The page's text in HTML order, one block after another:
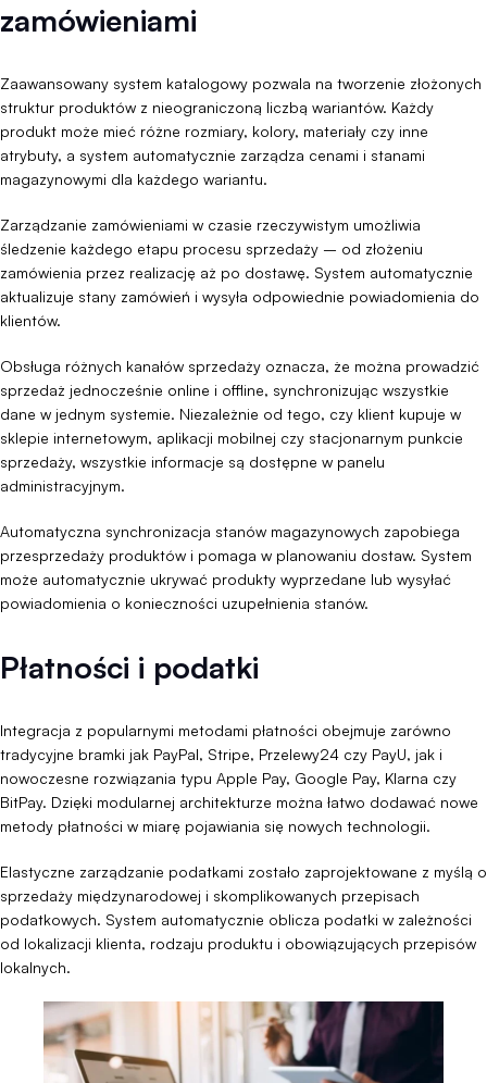
zamówieniami
Zaawansowany system katalogowy pozwala na tworzenie złożonych
struktur produktów z nieograniczoną liczbą wariantów. Każdy
produkt może mieć różne rozmiary, kolory, materiały czy inne
atrybuty, a system automatycznie zarządza cenami i stanami
magazynowymi dla każdego wariantu.
Zarządzanie zamówieniami w czasie rzeczywistym umożliwia
śledzenie każdego etapu procesu sprzedaży – od złożeniu
zamówienia przez realizację aż po dostawę. System automatycznie
aktualizuje stany zamówień i wysyła odpowiednie powiadomienia do
klientów.
Obsługa różnych kanałów sprzedaży oznacza, że można prowadzić
sprzedaż jednocześnie online i offline, synchronizując wszystkie
dane w jednym systemie. Niezależnie od tego, czy klient kupuje w
sklepie internetowym, aplikacji mobilnej czy stacjonarnym punkcie
sprzedaży, wszystkie informacje są dostępne w panelu
administracyjnym.
Automatyczna synchronizacja stanów magazynowych zapobiega
przesprzedaży produktów i pomaga w planowaniu dostaw. System
może automatycznie ukrywać produkty wyprzedane lub wysyłać
powiadomienia o konieczności uzupełnienia stanów.
Płatności i podatki
Integracja z popularnymi metodami płatności obejmuje zarówno
tradycyjne bramki jak PayPal, Stripe, Przelewy24 czy PayU, jak i
nowoczesne rozwiązania typu Apple Pay, Google Pay, Klarna czy
BitPay. Dzięki modularnej architekturze można łatwo dodawać nowe
metody płatności w miarę pojawiania się nowych technologii.
Elastyczne zarządzanie podatkami zostało zaprojektowane z myślą o
sprzedaży międzynarodowej i skomplikowanych przepisach
podatkowych. System automatycznie oblicza podatki w zależności
od lokalizacji klienta, rodzaju produktu i obowiązujących przepisów
lokalnych.